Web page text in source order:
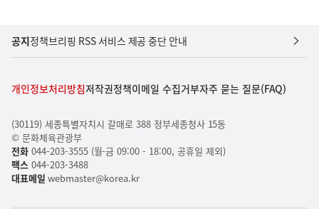
공지정책브리핑 RSS 서비스 제공 중단 안내
개인정보처리방침저작권정책이메일 수집거부자주 묻는 질문(FAQ)
(30119) 세종특별자치시 갈매로 388 정부세종청사 15동
© 문화체육관광부
전화044-203-3555 (월-금 09:00 - 18:00, 공휴일 제외)
팩스044-203-3488
대표메일 webmaster@korea.kr